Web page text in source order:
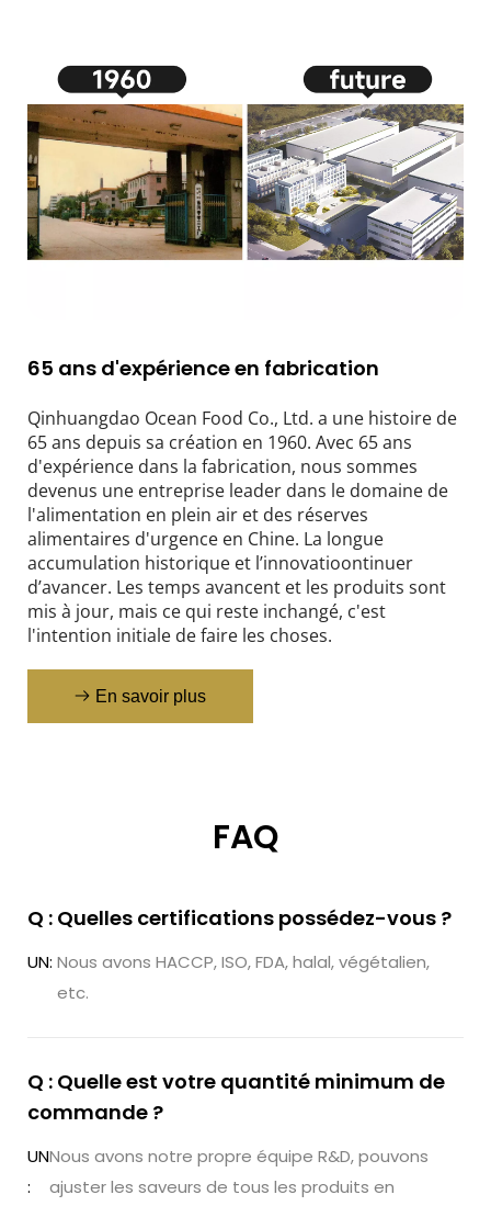
65 ans d'expérience en fabrication
Qinhuangdao Ocean Food Co., Ltd. a une histoire de
65 ans depuis sa création en 1960. Avec 65 ans
d'expérience dans la fabrication, nous sommes
devenus une entreprise leader dans le domaine de
l'alimentation en plein air et des réserves
alimentaires d'urgence en Chine. La longue
accumulation historique et l’innovatioontinuer
d’avancer. Les temps avancent et les produits sont
mis à jour, mais ce qui reste inchangé, c'est
l'intention initiale de faire les choses.
En savoir plus
FAQ
Q : Quelles certifications possédez-vous ?
UN: Nous avons HACCP, ISO, FDA, halal, végétalien,
etc.
Q : Quelle est votre quantité minimum de
commande ?
UN
:
Nous avons notre propre équipe R&D, pouvons
ajuster les saveurs de tous les produits en